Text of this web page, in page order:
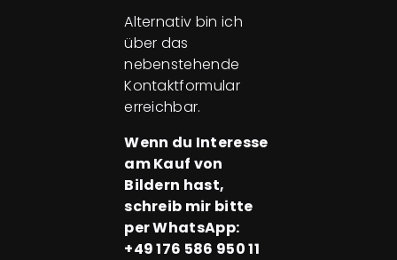
Alternativ bin ich
über das
nebenstehende
Kontaktformular
erreichbar.
Wenn du Interesse
am Kauf von
Bildern hast,
schreib mir bitte
per WhatsApp:
‪+49 176 586 950 11‬